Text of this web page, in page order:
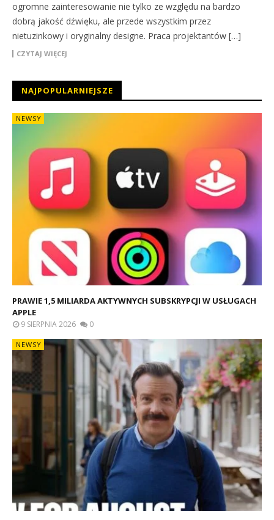
ogromne zainteresowanie nie tylko ze względu na bardzo
dobrą jakość dźwięku, ale przede wszystkim przez
nietuzinkowy i oryginalny designe. Praca projektantów […]
CZYTAJ WIĘCEJ
NAJPOPULARNIEJSZE
NEWSY
PRAWIE 1,5 MILIARDA AKTYWNYCH SUBSKRYPCJI W USŁUGACH
APPLE
9 SIERPNIA 2026 0
NEWSY